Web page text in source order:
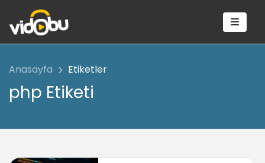
Anasayfa Etiketler
php Etiketi